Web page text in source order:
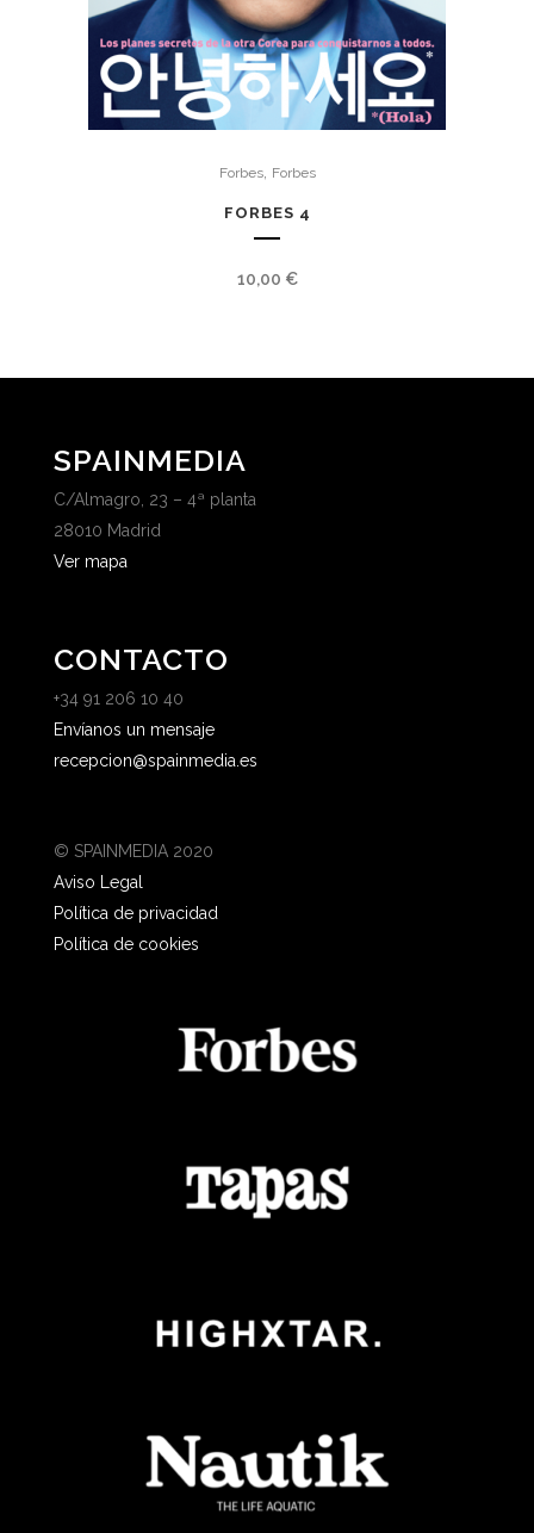
Forbes, Forbes
FORBES 4
10,00 €
SPAINMEDIA
C/Almagro, 23 – 4ª planta
28010 Madrid
Ver mapa
CONTACTO
+34 91 206 10 40
Envíanos un mensaje
recepcion@spainmedia.es
© SPAINMEDIA 2020
Aviso Legal
Política de privacidad
Política de cookies